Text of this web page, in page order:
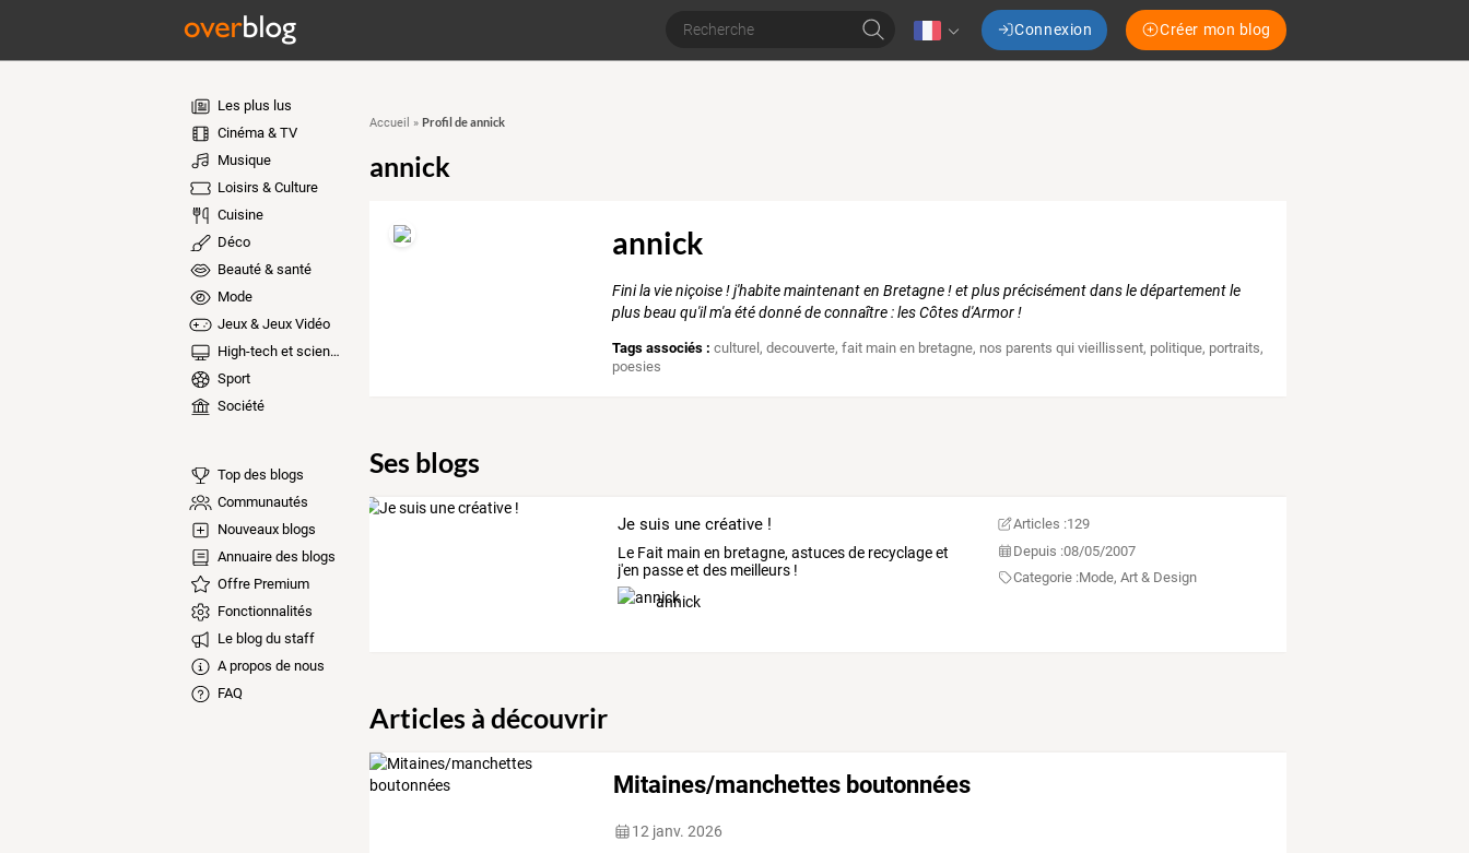
Connexion Créer mon blog
Les plus lus
Cinéma & TV
Musique
Loisirs & Culture
Cuisine
Déco
Beauté & santé
Mode
Jeux & Jeux Vidéo
High-tech et sciences
Sport
Société
Top des blogs
Communautés
Nouveaux blogs
Annuaire des blogs
Offre Premium
Fonctionnalités
Le blog du staff
A propos de nous
FAQ
Accueil » Profil de annick
annick
annick
Fini la vie niçoise ! j'habite maintenant en Bretagne ! et plus précisément dans le département le
plus beau qu'il m'a été donné de connaître : les Côtes d'Armor !
Tags associés : culturel,decouverte,fait main en bretagne, nos parents qui vieillissent, politique, portraits,
poesies
Ses blogs
Je suis une créative !
Le Fait main en bretagne, astuces de recyclage et
j'en passe et des meilleurs !
annick
Articles :129
Depuis :08/05/2007
Categorie :Mode, Art & Design
Articles à découvrir
Mitaines/manchettes boutonnées
12 janv. 2026